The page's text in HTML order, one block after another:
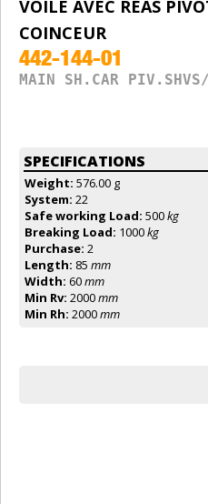
VOILE AVEC RÉAS
COINCEUR
442-144-01
MAIN SH.CAR
SPECIFICATIONS
Weight: 576.00 g
System: 22
Safe working Load: 500kg
Breaking Load: 1000kg
Purchase: 2
Length: 85 mm
Width: 60mm
Min Rv: 2000mm
Min Rh: 2000mm